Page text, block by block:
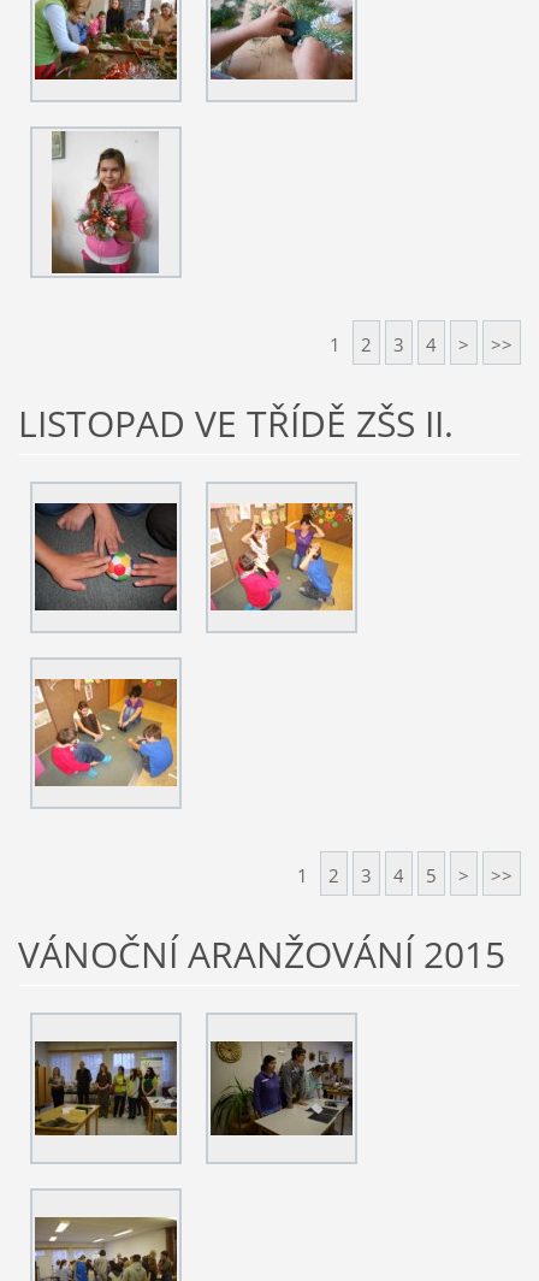
1 2 3 4 > >>
LISTOPAD VE TŘÍDĚ ZŠS II.
1 2 3 4 5 > >>
VÁNOČNÍ ARANŽOVÁNÍ 2015